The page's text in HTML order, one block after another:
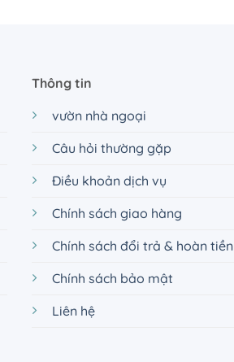
Thông tin
vườn nhà ngoại
Câu hỏi thường gặp
Điều khoản dịch vụ
Chính sách giao hàng
Chính sách đổi trả & hoàn tiền
Chính sách bảo mật
Liên hệ